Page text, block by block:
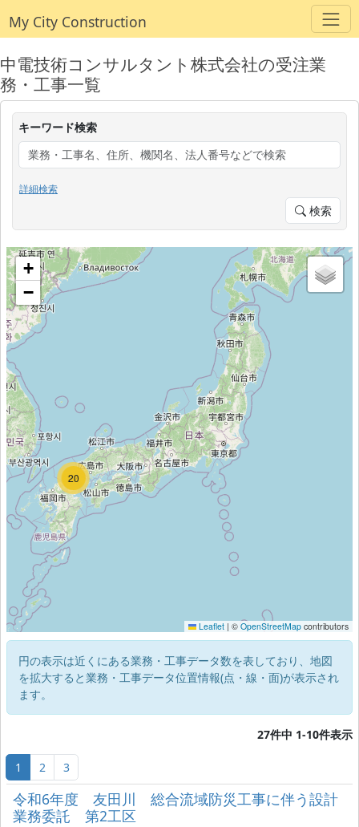
My City Construction
中電技術コンサルタント株式会社の受注業
務・工事一覧
キーワード検索
詳細検索
検索
22
20
+
−
Leaflet | © OpenStreetMap contributors
円の表示は近くにある業務・工事データ数を表しており、地図
を拡大すると業務・工事データ位置情報(点・線・面)が表示され
ます。
27件中 1-10件表示
1 2 3
令和6年度 友田川 総合流域防災工事に伴う設計
業務委託 第2工区